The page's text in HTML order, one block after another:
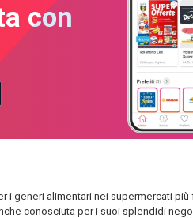
con
alimentari nei supermercati
conosciuta per i suoi splendidi